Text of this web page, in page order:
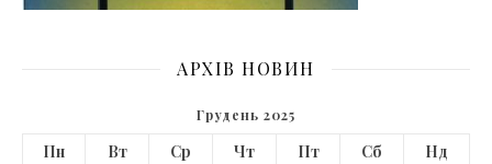
АРХІВ НОВИН
Грудень 2025
Пн Вт Ср Чт Пт Сб
Нд